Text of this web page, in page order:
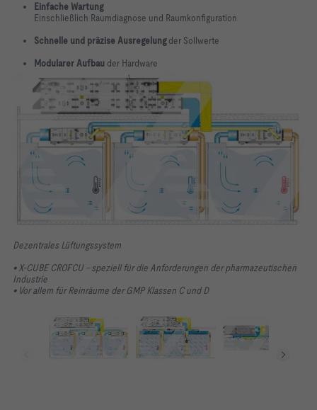
Einfache Wartung
Einschließlich Raumdiagnose und Raumkonfiguration
Schnelle und präzise Ausregelungder Sollwerte
Modularer Aufbau der Hardware
Dezentrales Lüftungssystem
• X-CUBE CROFCU – speziell für die Anforderungen der pharmazeutischen
Industrie
• Vor allem für Reinräume der GMP Klassen C und D